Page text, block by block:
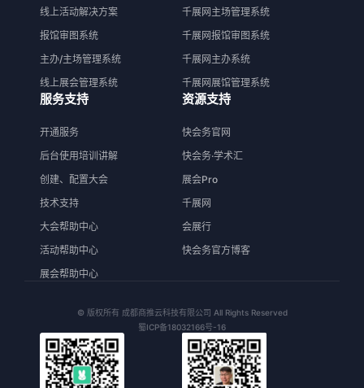
线上活动解决方案
报馆审图系统
主办/主场管理系统
线上展会管理系统
千展网主场管理系统
千展网报馆审图系统
千展网主办系统
千展网展馆管理系统
服务支持
开通服务
后台使用培训讲解
创建、配置大会
技术支持
大会帮助中心
活动帮助中心
展会帮助中心
资源支持
快会务官网
快会务·学术汇
展会Pro
千展网
会展行
快会务官方博客
© 版权所有 成都商推云科技有限公司 All Rights Reserved
蜀ICP备18032166号-16